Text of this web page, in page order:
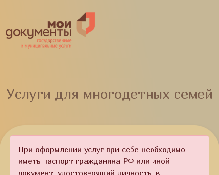
Услуги для многодетных семей
При оформлении услуг при себе необходимо
иметь паспорт гражданина РФ или иной
документ, удостоверящий личность, в